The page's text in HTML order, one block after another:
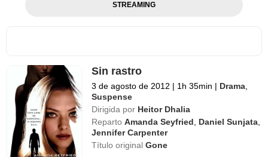
STREAMING
Sin rastro
3 de agosto de 2012 | 1h 35min | Drama,
Suspense
Dirigida por Heitor Dhalia
Reparto Amanda Seyfried, Daniel Sunjata,
Jennifer Carpenter
Título originalGone